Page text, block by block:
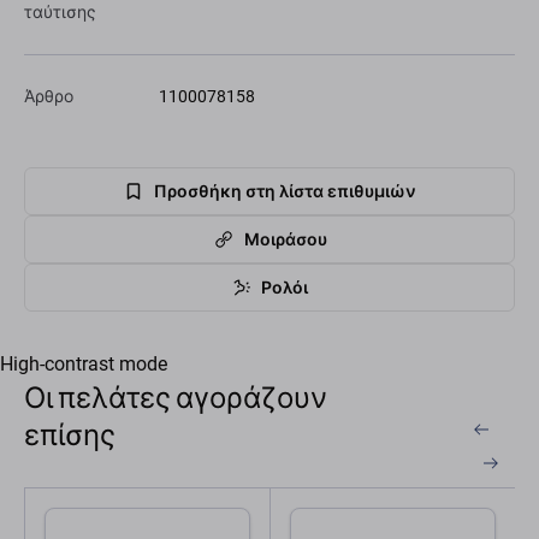
ταύτισης
Άρθρο 1100078158
Προσθήκη στη λίστα επιθυμιών
Μοιράσου
Ρολόι
High-contrast mode
Οι πελάτες αγοράζουν
επίσης